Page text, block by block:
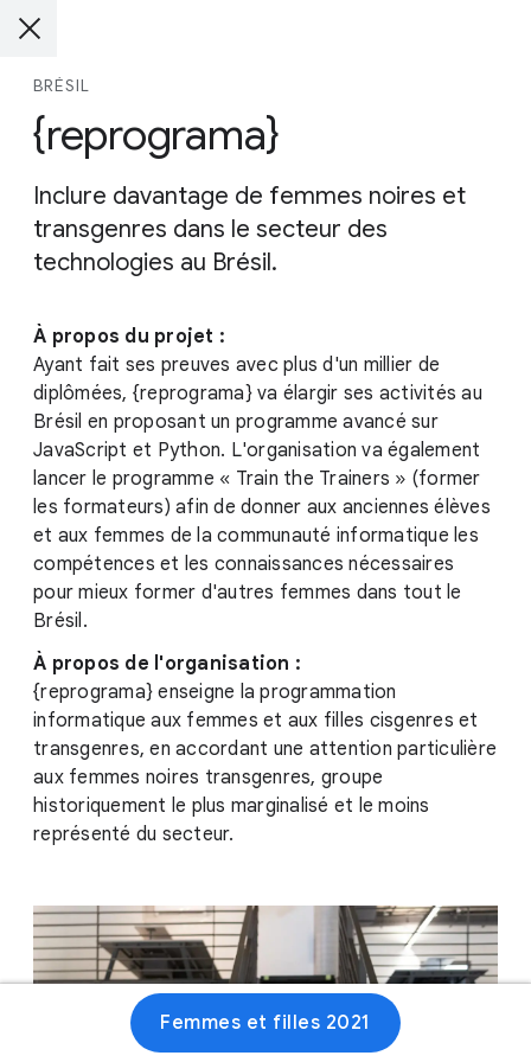
BRÉSIL
{reprograma}
Inclure davantage de femmes noires et
transgenres dans le secteur des
technologies au Brésil.
À propos du projet :
Ayant fait ses preuves avec plus d'un millier de
diplômées, {reprograma} va élargir ses activités au
Brésil en proposant un programme avancé sur
JavaScript et Python. L'organisation va également
lancer le programme « Train the Trainers » (former
les formateurs) afin de donner aux anciennes élèves
et aux femmes de la communauté informatique les
compétences et les connaissances nécessaires
pour mieux former d'autres femmes dans tout le
Brésil.
À propos de l'organisation :
{reprograma} enseigne la programmation
informatique aux femmes et aux filles cisgenres et
transgenres, en accordant une attention particulière
aux femmes noires transgenres, groupe
historiquement le plus marginalisé et le moins
représenté du secteur.
Femmes et filles 2021